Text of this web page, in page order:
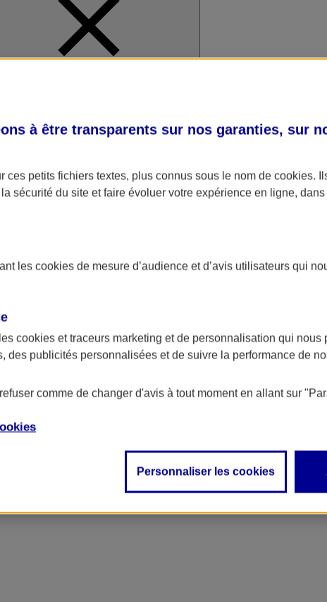
à être transparents sur nos garanties, sur
ces petits fichiers textes, plus connus sous le nom de cookies.
sécurité du site et faire évoluer votre expérience en ligne,
les cookies de mesure d’audience et d’avis utilisateurs qui
cookies et traceurs marketing et de personnalisation qui nous
des publicités personnalisées et de suivre la performance de
comme de changer d'avis à tout moment en allant sur
Personnaliser les cookies